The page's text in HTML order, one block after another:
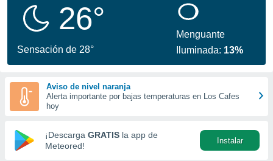
calidad.
a este
las
y
forma
digital
basada
26°
Sensación de 28°
Menguante
Iluminada: 13%
Aviso de nivel naranja
Alerta importante por bajas temperaturas en Los Cafes
hoy
¡Descarga GRATIS la app de
Meteored!
Instalar